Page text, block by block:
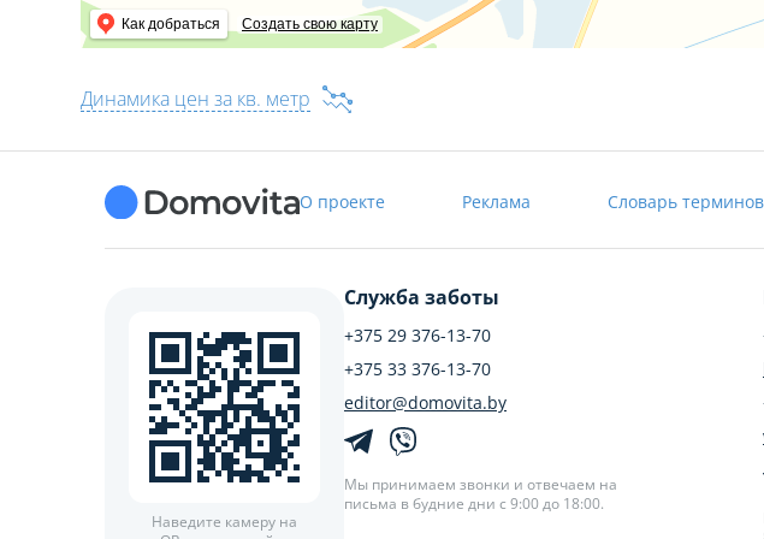
Как добраться Создать свою карту
Динамика цен за кв. метр
О проекте Реклама Словарь терминов
Наведите камеру на
Служба заботы
+375 29 376-13-70
+375 33 376-13-70
editor@domovita.by
Мы принимаем звонки и отвечаем на
письма в будние дни с 9:00 до 18:00.